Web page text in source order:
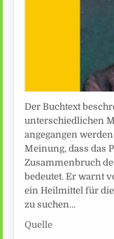
Der Buchtext
unterschiedlichen
angegangen
Meinung, dass das
Zusammenbruch
bedeutet. Er warnt
ein Heilmittel für
zu suchen…
Quelle